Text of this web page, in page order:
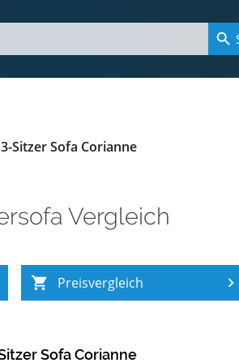
3-Sitzer Sofa Corianne
Vergleich
Preisvergleich
Sofa Corianne